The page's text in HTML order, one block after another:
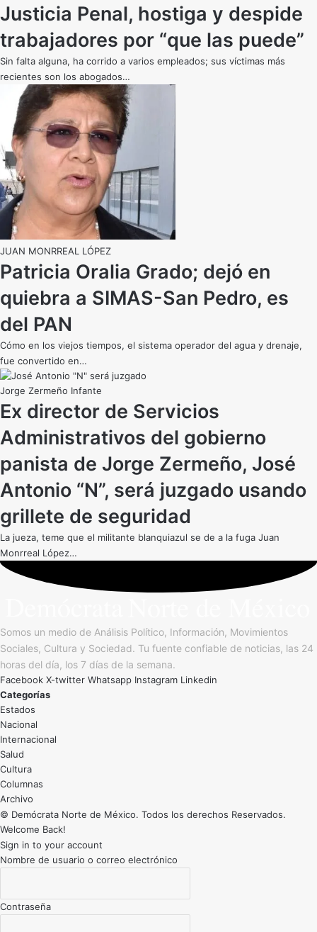
Justicia Penal, hostiga y despide
trabajadores por “que las puede”
Sin falta alguna, ha corrido a varios empleados; sus víctimas más
recientes son los abogados…
JUAN MONRREAL LÓPEZ
Patricia Oralia Grado; dejó en
quiebra a SIMAS-San Pedro, es
del PAN
Cómo en los viejos tiempos, el sistema operador del agua y drenaje,
fue convertido en…
Jorge Zermeño Infante
Ex director de Servicios
Administrativos del gobierno
panista de Jorge Zermeño, José
Antonio “N”, será juzgado usando
grillete de seguridad
La jueza, teme que el militante blanquiazul se de a la fuga Juan
Monrreal López…
Somos un medio de Análisis Político, Información, Movimientos
Sociales, Cultura y Sociedad. Tu fuente confiable de noticias, las 24
horas del día, los 7 días de la semana.
Facebook X-twitter Whatsapp Instagram Linkedin
Categorías
Estados
Nacional
Internacional
Salud
Cultura
Archivo
© Demócrata Norte de México. Todos los derechos Reservados.
Welcome Back!
Sign in to your account
Nombre de usuario o correo electrónico
Contraseña